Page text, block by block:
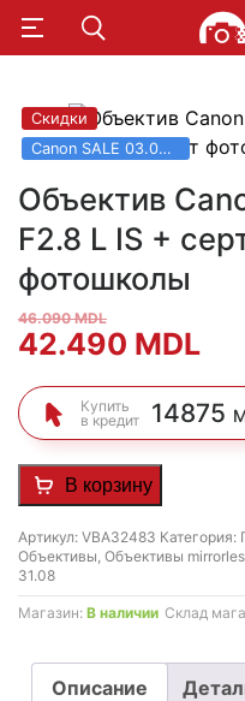
Скидки
Canon SALE 03.06 - 31.08
Объектив
F2.8 L IS +
фотошколы
46.090MDL
цена
составляла
46.090 MDL.
42.490 MDL
Купить
в кредит
14875
В корзину
Артикул: VBA32483 Категория:
Объективы, Объективы
31.08
Магазин: В наличии Склад
Описание